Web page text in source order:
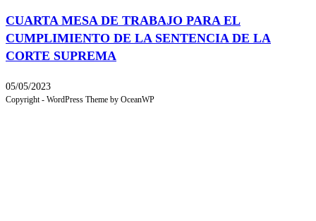
CUARTA MESA DE TRABAJO PARA EL
CUMPLIMIENTO DE LA SENTENCIA DE LA
CORTE SUPREMA
05/05/2023
Copyright - WordPress Theme by OceanWP